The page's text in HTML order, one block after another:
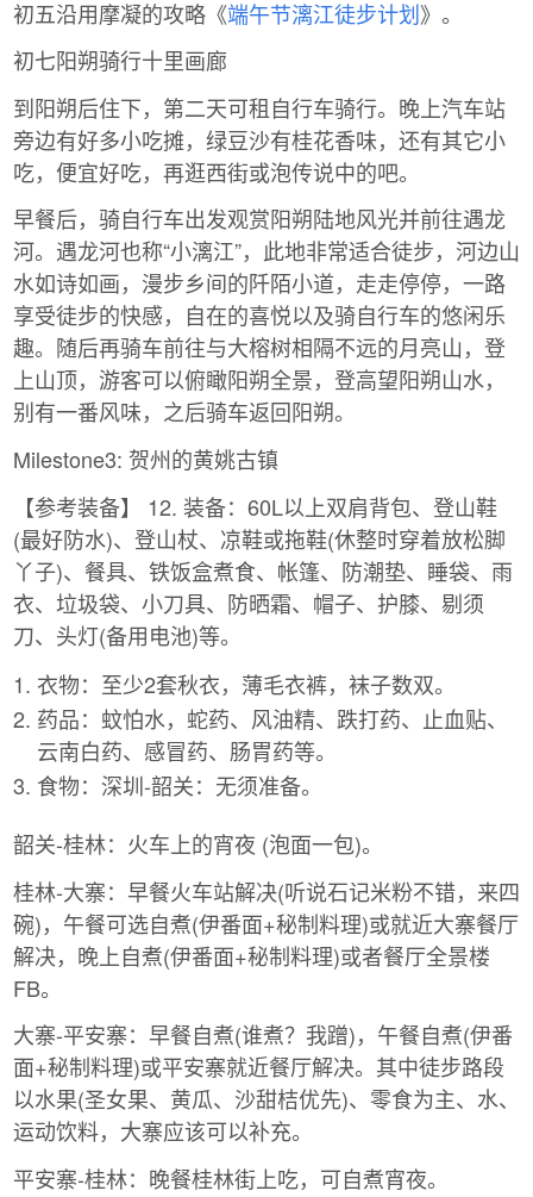
初五沿用摩凝的攻略《端午节漓江徒步计划》。
初七阳朔骑行十里画廊
到阳朔后住下，第二天可租自行车骑行。晚上汽车站
旁边有好多小吃摊，绿豆沙有桂花香味，还有其它小
吃，便宜好吃，再逛西街或泡传说中的吧。
早餐后，骑自行车出发观赏阳朔陆地风光并前往遇龙
河。遇龙河也称“小漓江”，此地非常适合徒步，河边山
水如诗如画，漫步乡间的阡陌小道，走走停停，一路
享受徒步的快感，自在的喜悦以及骑自行车的悠闲乐
趣。随后再骑车前往与大榕树相隔不远的月亮山，登
上山顶，游客可以俯瞰阳朔全景，登高望阳朔山水，
别有一番风味，之后骑车返回阳朔。
Milestone3: 贺州的黄姚古镇
【参考装备】 12. 装备：60L以上双肩背包、登山鞋
(最好防水)、登山杖、凉鞋或拖鞋(休整时穿着放松脚
丫子)、餐具、铁饭盒煮食、帐篷、防潮垫、睡袋、雨
衣、垃圾袋、小刀具、防晒霜、帽子、护膝、剔须
刀、头灯(备用电池)等。
衣物：至少2套秋衣，薄毛衣裤，袜子数双。
药品：蚊怕水，蛇药、风油精、跌打药、止血贴、
云南白药、感冒药、肠胃药等。
食物：深圳-韶关：无须准备。
韶关-桂林：火车上的宵夜 (泡面一包)。
桂林-大寨：早餐火车站解决(听说石记米粉不错，来四
碗)，午餐可选自煮(伊番面+秘制料理)或就近大寨餐厅
解决，晚上自煮(伊番面+秘制料理)或者餐厅全景楼
FB。
大寨-平安寨：早餐自煮(谁煮？我蹭)，午餐自煮(伊番
面+秘制料理)或平安寨就近餐厅解决。其中徒步路段
以水果(圣女果、黄瓜、沙甜桔优先)、零食为主、水、
运动饮料，大寨应该可以补充。
平安寨-桂林：晚餐桂林街上吃，可自煮宵夜。